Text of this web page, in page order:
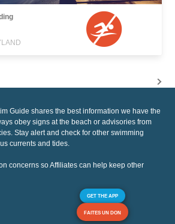
Guide shares the best information we have the
obey signs at the beach or advisories from
Stay alert and check for other swimming
currents and tides.
concerns so Affiliates can help keep other
GET THE APP
FAITES UN DON